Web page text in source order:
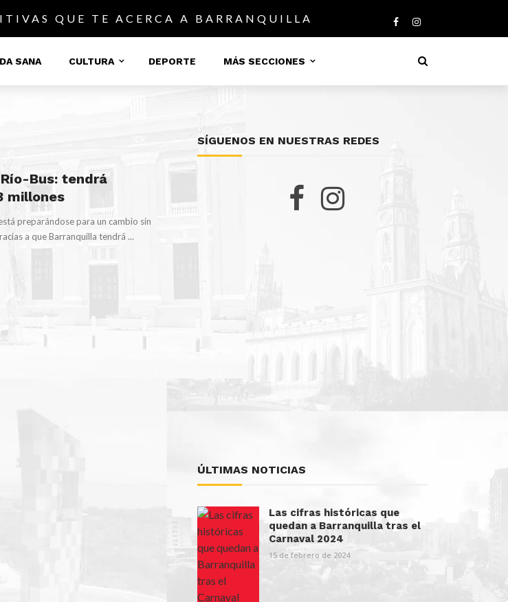
QUE TE ACERCA A BARRANQUILLA
SANA CULTURA DEPORTE MÁS SECCIONES
Bus: tendrá
millones
preparándose para un cambio sin
a que Barranquilla tendrá ...
SÍGUENOS EN NUESTRAS REDES
ÚLTIMAS NOTICIAS
Las cifras históricas que
quedan a Barranquilla tras el
Carnaval 2024
15 de febrero de 2024